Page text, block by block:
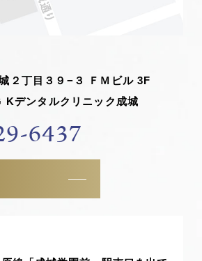
２丁目３９−３ ＦＭビル 3F
Kデンタルクリニック成城
6437